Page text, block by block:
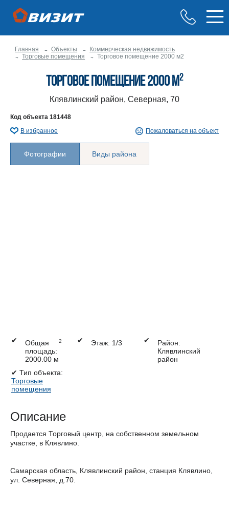
Главная Объекты
Коммерческая недвижимость
Торговые помещения
Торговое помещение 2000 м2
Торговое помещение 2000 м2
Клявлинский район, Северная, 70
Код объекта 181448
В избранное
Пожаловаться на объект
Фотографии Виды района
✔
Общая
площадь:
2000.00 м
2 ✔ Этаж: 1/3 ✔
Район:
Клявлинский
район
✔ Тип объекта:
Торговые
помещения
Описание
Продается Торговый центр, на собственном земельном
участке, в Клявлино.
Самарская область, Клявлинский район, станция Клявлино,
ул. Северная, д.70.